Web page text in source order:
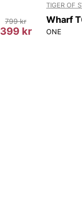
399 kr
799 kr
TIGER OF
ONE